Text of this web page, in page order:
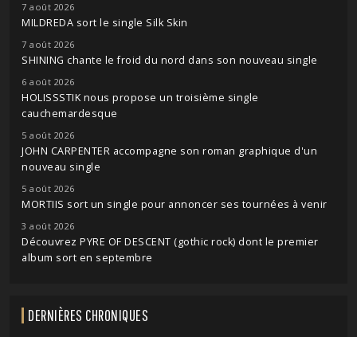
7 août 2026
MILDREDA sort le single Silk Skin
7 août 2026
SHINING chante le froid du nord dans son nouveau single
6 août 2026
HOLISSSTIK nous propose un troisième single
cauchemardesque
5 août 2026
JOHN CARPENTER accompagne son roman graphique d'un
nouveau single
5 août 2026
MORTIIS sort un single pour annoncer ses tournées à venir
3 août 2026
Découvrez PYRE OF DESCENT (gothic rock) dont le premier
album sort en septembre
DERNIÈRES CHRONIQUES